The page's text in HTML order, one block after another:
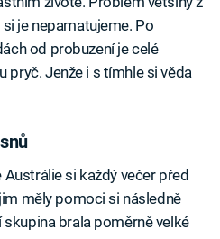
je nepamatujeme. Po
od probuzení je celé
pryč. Jenže i s tímhle si věda
si každý večer před
měly pomoci si následně
brala poměrně velké